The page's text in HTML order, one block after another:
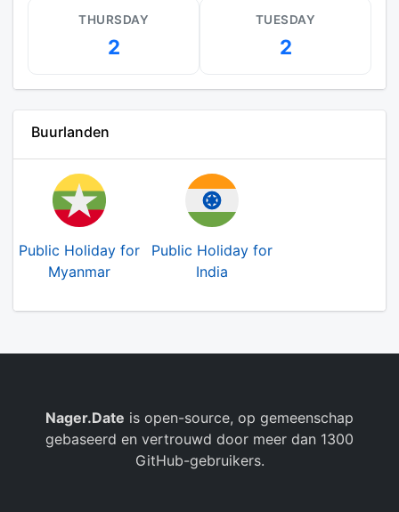
THURSDAY
2
TUESDAY
2
Buurlanden
Public Holiday for
Myanmar
Public Holiday for
India
Nager.Date is open-source, op gemeenschap
gebaseerd en vertrouwd door meer dan 1300
GitHub-gebruikers.